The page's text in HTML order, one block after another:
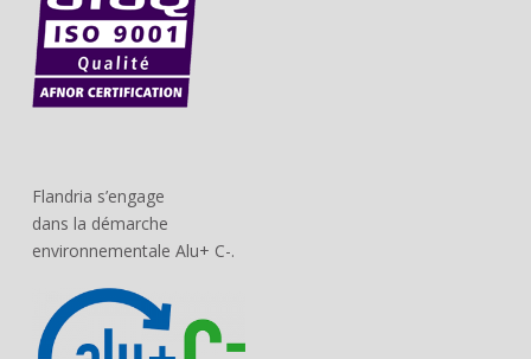
Flandria s’engage
dans la démarche
environnementale Alu+ C-.